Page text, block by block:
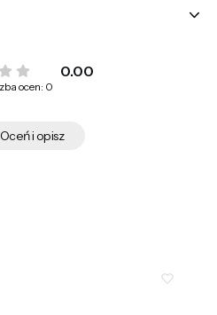
0.00
ocen: 0
Oceń i opisz